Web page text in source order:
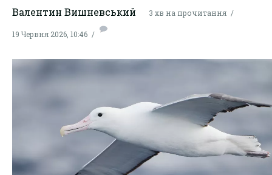
Валентин Вишневський 3 хв на прочитання
19 Червня 2026, 10:46